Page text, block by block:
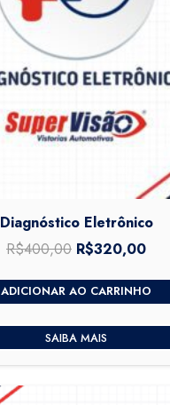
Diagnóstico Eletrônico
R$400,00 O
original
era:
R$400,00.
R$320,00
é:
ADICIONAR AO CARRINHO
SAIBA MAIS